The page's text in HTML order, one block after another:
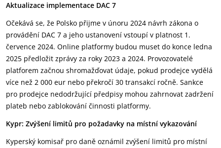
Aktualizace implementace DAC 7
Očekává se, že Polsko přijme v únoru 2024 návrh zákona o
provádění DAC 7 a jeho ustanovení vstoupí v platnost 1.
července 2024. Online platformy budou muset do konce ledna
2025 předložit zprávy za roky 2023 a 2024. Provozovatelé
platforem začnou shromažďovat údaje, pokud prodejce vydělá
více než 2 000 eur nebo překročí 30 transakcí ročně. Sankce
pro prodejce nedodržující předpisy mohou zahrnovat zadržení
plateb nebo zablokování činnosti platformy.
Kypr: Zvýšení limitů pro požadavky na místní vykazování
Kyperský komisař pro daně oznámil zvýšení limitů pro místní